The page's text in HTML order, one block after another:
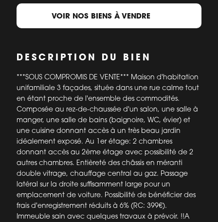
VOIR NOS BIENS À VENDRE
DESCRIPTION DU BIEN
***SOUS COMPROMIS DE VENTE*** Maison d'habitation
unifamiliale 3 façades, située dans une rue calme tout
en étant proche de l'ensemble des commodités.
Composée au rez-de-chaussée d'un salon, une salle à
manger, une salle de bains (baignoire, WC, évier) et
une cuisine donnant accès à un très beau jardin
idéalement exposé. Au 1er étage: 2 chambres
donnant accès au 2ème étage avec possibilité de 2
autres chambres. Entièreté des châssis en méranti
double vitrage, chauffage central au gaz. Passage
latéral sur la droite suffisamment large pour un
emplacement de voiture. Possibilité de bénéficier des
frais d'enregistrement réduits à 6% (RC: 399€).
Immeuble sain avec quelques travaux à prévoir. !!A